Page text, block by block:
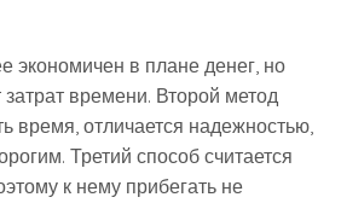
экономичен в плане денег, но
времени. Второй метод
время, отличается надежностью,
Третий способ считается
к нему прибегать не